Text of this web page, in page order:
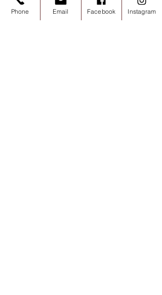
Phone Email Facebook Instagram